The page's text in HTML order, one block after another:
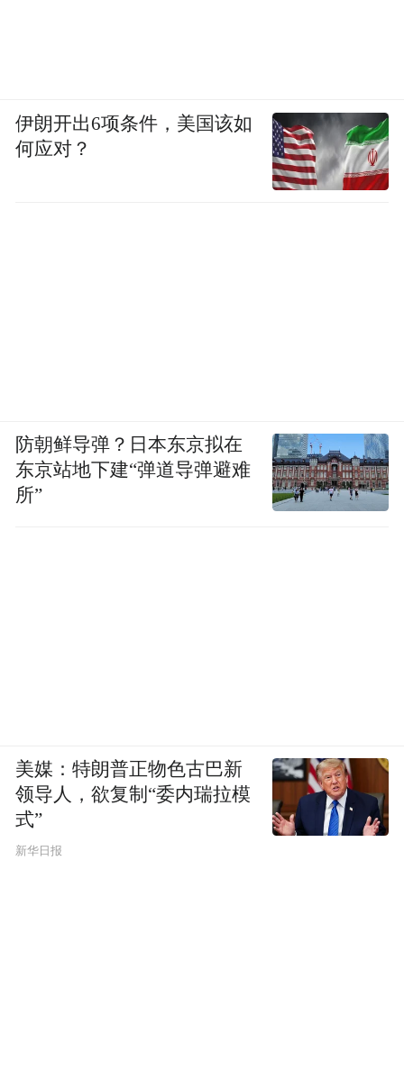
伊朗开出6项条件，美国该如
何应对？
防朝鲜导弹？日本东京拟在
东京站地下建“弹道导弹避难
所”
美媒：特朗普正物色古巴新
领导人，欲复制“委内瑞拉模
式”
新华日报